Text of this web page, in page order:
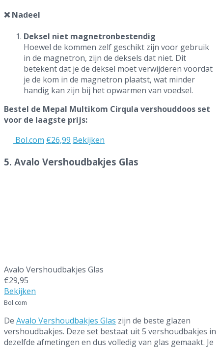
❌ Nadeel
Deksel niet magnetronbestendig
Hoewel de kommen zelf geschikt zijn voor gebruik
in de magnetron, zijn de deksels dat niet. Dit
betekent dat je de deksel moet verwijderen voordat
je de kom in de magnetron plaatst, wat minder
handig kan zijn bij het opwarmen van voedsel.
Bestel de Mepal Multikom Cirqula vershouddoos set
voor de laagste prijs:
Bol.com €26,99 Bekijken
5. Avalo Vershoudbakjes Glas
Avalo Vershoudbakjes Glas
€29,95
Bekijken
Bol.com
De Avalo Vershoudbakjes Glas zijn de beste glazen
vershoudbakjes. Deze set bestaat uit 5 vershoudbakjes in
dezelfde afmetingen en dus volledig van glas gemaakt. Je